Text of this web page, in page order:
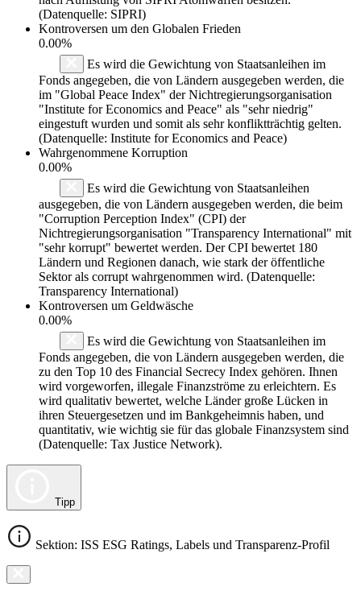
(Datenquelle: SIPRI)
Kontroversen um den Globalen Frieden
0.00%
Es wird die Gewichtung von Staatsanleihen im
Fonds angegeben, die von Ländern ausgegeben werden, die
im "Global Peace Index" der Nichtregierungsorganisation
"Institute for Economics and Peace" als "sehr niedrig"
eingestuft wurden und somit als sehr konfliktträchtig gelten.
(Datenquelle: Institute for Economics and Peace)
Wahrgenommene Korruption
0.00%
Es wird die Gewichtung von Staatsanleihen
ausgegeben, die von Ländern ausgegeben werden, die beim
"Corruption Perception Index" (CPI) der
Nichtregierungsorganisation "Transparency International" mit
"sehr korrupt" bewertet werden. Der CPI bewertet 180
Ländern und Regionen danach, wie stark der öffentliche
Sektor als corrupt wahrgenommen wird. (Datenquelle:
Transparency International)
Kontroversen um Geldwäsche
0.00%
Es wird die Gewichtung von Staatsanleihen im
Fonds angegeben, die von Ländern ausgegeben werden, die
zu den Top 10 des Financial Secrecy Index gehören. Ihnen
wird vorgeworfen, illegale Finanzströme zu erleichtern. Es
wird qualitativ bewertet, welche Länder große Lücken in
ihren Steuergesetzen und im Bankgeheimnis haben, und
quantitativ, wie wichtig sie für das globale Finanzsystem sind
(Datenquelle: Tax Justice Network).
Tipp
Sektion: ISS ESG Ratings, Labels und Transparenz-Profil